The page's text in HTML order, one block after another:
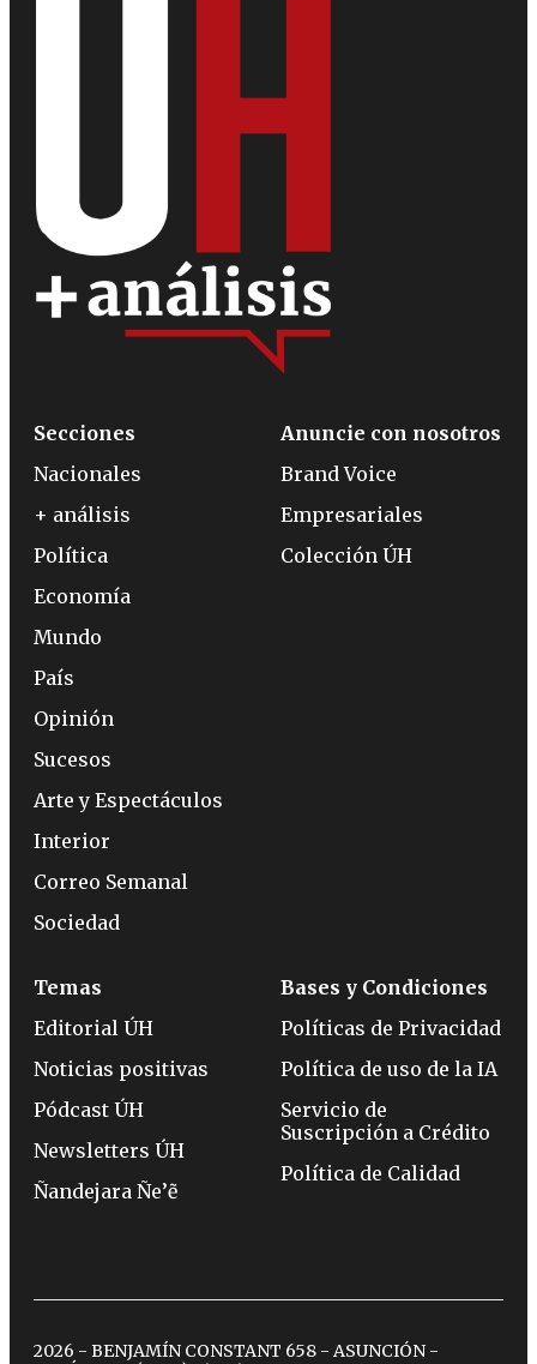
Secciones
Nacionales
+ análisis
Política
Economía
Mundo
País
Opinión
Sucesos
Arte y Espectáculos
Interior
Correo Semanal
Sociedad
Anuncie con nosotros
Brand Voice
Empresariales
Colección ÚH
Temas
Editorial ÚH
Noticias positivas
Pódcast ÚH
Newsletters ÚH
Ñandejara Ñe’ẽ
Bases y Condiciones
Políticas de Privacidad
Política de uso de la IA
Servicio de
Suscripción a Crédito
Política de Calidad
2026 - BENJAMÍN CONSTANT 658 - ASUNCIÓN -